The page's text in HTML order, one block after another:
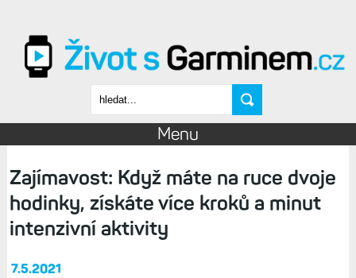
Vyhledávání
Menu
Zajímavost: Když máte na ruce dvoje
hodinky, získáte více kroků a minut
intenzivní aktivity
7.5.2021